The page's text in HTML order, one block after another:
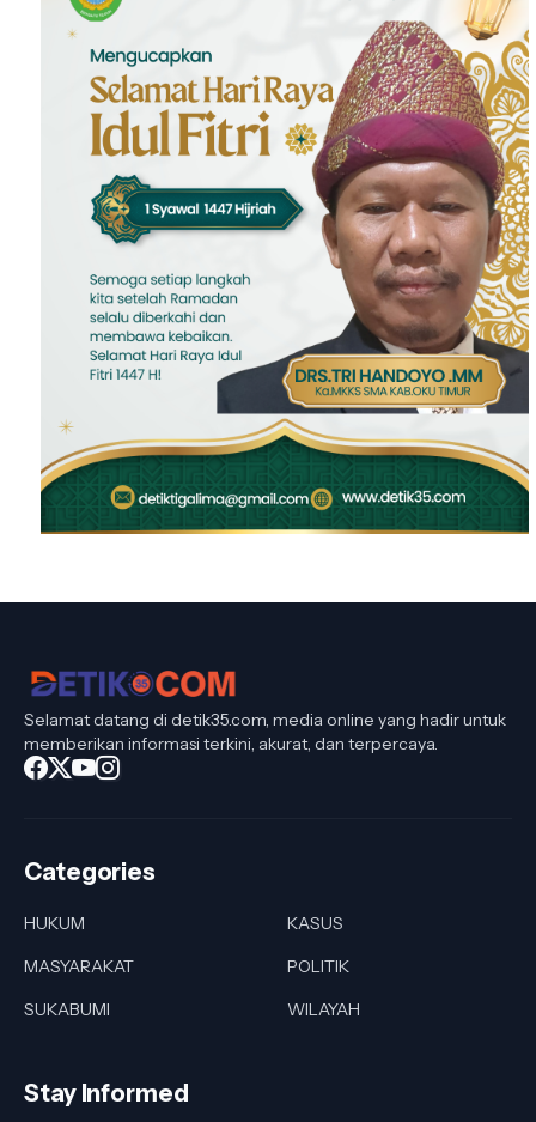
Selamat datang di detik35.com, media online yang hadir untuk
memberikan informasi terkini, akurat, dan terpercaya.
Categories
HUKUM
KASUS
MASYARAKAT
POLITIK
SUKABUMI
WILAYAH
Stay Informed